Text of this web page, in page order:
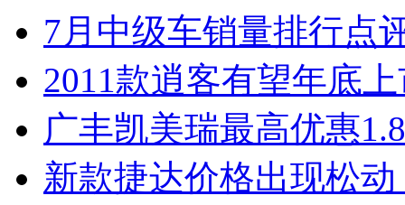
7月中级车销量排行点
2011款逍客有望年底
广丰凯美瑞最高优惠
新款捷达价格出现松